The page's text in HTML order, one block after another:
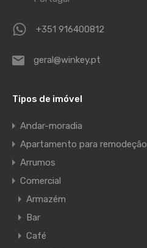
+351 916400812
geral@winkey.pt
Tipos de imóvel
Andar-moradia
Apartamento para remodeção
Arrumos
Comercial
Armazém
Bar
Café